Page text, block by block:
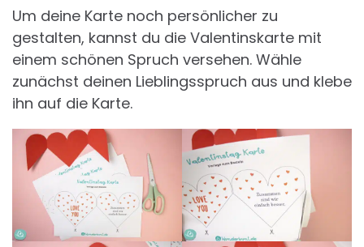
Um deine Karte noch persönlicher zu
gestalten, kannst du die Valentinskarte mit
einem schönen Spruch versehen. Wähle
zunächst deinen Lieblingsspruch aus und klebe
ihn auf die Karte.